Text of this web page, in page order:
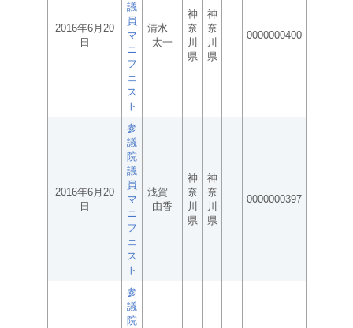
2016年6月20
日
議
員
マ
ニ
フ
ェ
ス
ト
清水
太一
神
奈
川
県
神
奈
川
県
0000000400
2016年6月20
日
参
議
院
議
員
マ
ニ
フ
ェ
ス
ト
浅賀
由香
神
奈
川
県
神
奈
川
県
0000000397
参
議
院